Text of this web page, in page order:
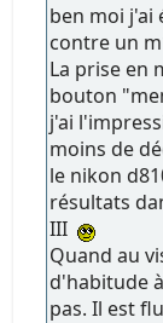
ben moi j'ai
contre un
La prise en
bouton
j'ai
moins de
le nikon
résultats
III
Quand au
d'habitude
pas. Il est